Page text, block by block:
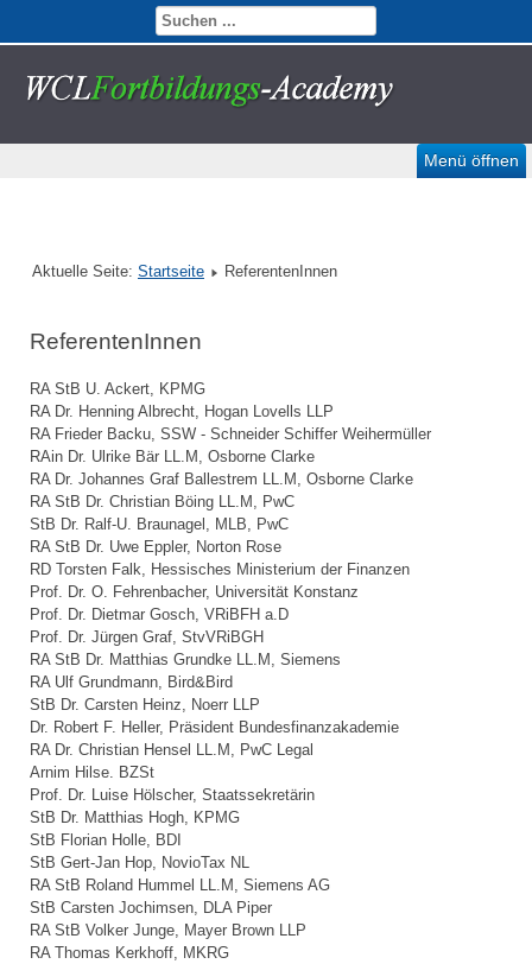
Menü öffnen
Aktuelle Seite: Startseite ReferentenInnen
ReferentenInnen
RA StB U. Ackert, KPMG
RA Dr. Henning Albrecht, Hogan Lovells LLP
RA Frieder Backu, SSW - Schneider Schiffer Weihermüller
RAin Dr. Ulrike Bär LL.M, Osborne Clarke
RA Dr. Johannes Graf Ballestrem LL.M, Osborne Clarke
RA StB Dr. Christian Böing LL.M, PwC
StB Dr. Ralf-U. Braunagel, MLB, PwC
RA StB Dr. Uwe Eppler, Norton Rose
RD Torsten Falk, Hessisches Ministerium der Finanzen
Prof. Dr. O. Fehrenbacher, Universität Konstanz
Prof. Dr. Dietmar Gosch, VRiBFH a.D
Prof. Dr. Jürgen Graf, StvVRiBGH
RA StB Dr. Matthias Grundke LL.M, Siemens
RA Ulf Grundmann, Bird&Bird
StB Dr. Carsten Heinz, Noerr LLP
Dr. Robert F. Heller, Präsident Bundesfinanzakademie
RA Dr. Christian Hensel LL.M, PwC Legal
Arnim Hilse. BZSt
Prof. Dr. Luise Hölscher, Staatssekretärin
StB Dr. Matthias Hogh, KPMG
StB Florian Holle, BDI
StB Gert-Jan Hop, NovioTax NL
RA StB Roland Hummel LL.M, Siemens AG
StB Carsten Jochimsen, DLA Piper
RA StB Volker Junge, Mayer Brown LLP
RA Thomas Kerkhoff, MKRG